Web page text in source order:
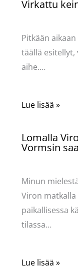
Virkattu
Pitkään
täällä esitellyt,
aihe.…
Lue lisää »
Lomalla
Vormsin
Minun
Viron
paikallisessa
tilassa…
Lue lisää »